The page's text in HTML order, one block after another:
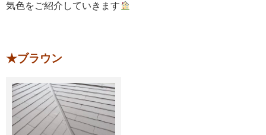
気色をご紹介していきます
★ブラウン